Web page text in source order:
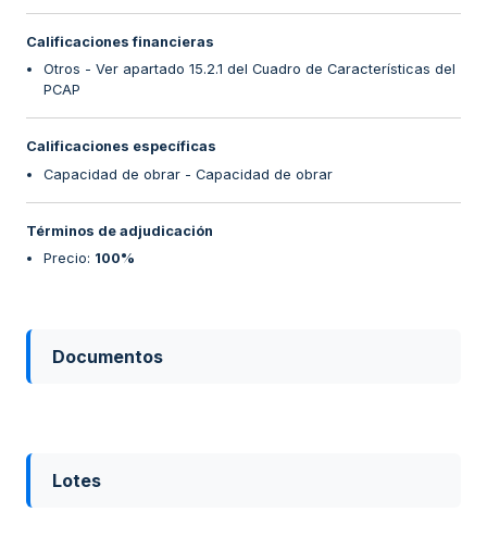
Calificaciones financieras
Otros - Ver apartado 15.2.1 del Cuadro de Características del
PCAP
Calificaciones específicas
Capacidad de obrar - Capacidad de obrar
Términos de adjudicación
Precio: 100%
Documentos
Lotes